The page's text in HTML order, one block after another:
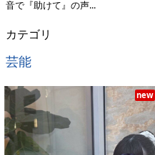
音で『助けて』の声...
カテゴリ
芸能
new